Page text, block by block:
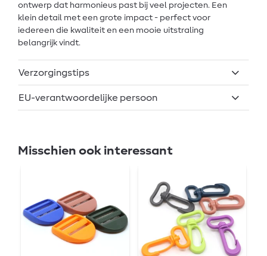
ontwerp dat harmonieus past bij veel projecten. Een
klein detail met een grote impact - perfect voor
iedereen die kwaliteit en een mooie uitstraling
belangrijk vindt.
Verzorgingstips
EU-verantwoordelijke persoon
Misschien ook interessant